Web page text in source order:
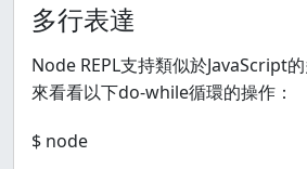
多行表達
Node REPL支持類似於JavaScript
來看看以下do-while循環的操作：
$ node